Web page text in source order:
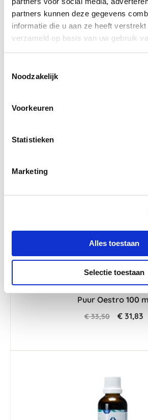
partners kunnen deze gegevens
informatie die u aan ze heeft
verzameld op basis van uw gebruik
Noodzakelijk
Voorkeuren
Statistieken
Marketing
Alles toestaan
Selectie toestaan
4.5
star
rating
24
Puur Oestro 100
€ 33,50 € 31,83